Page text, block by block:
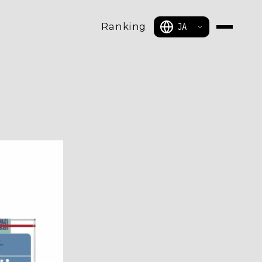
Ranking